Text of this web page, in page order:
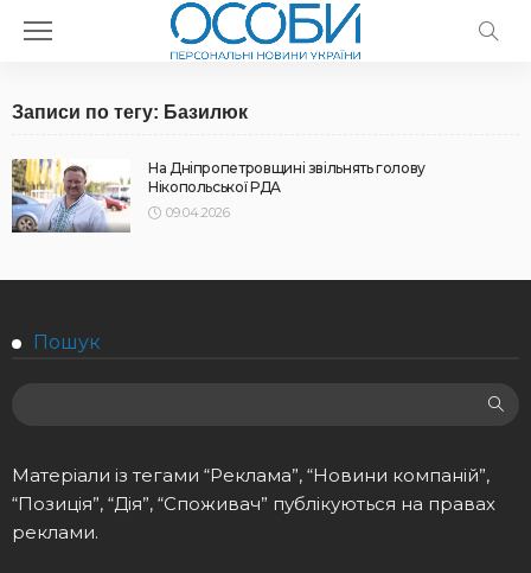
Записи по тегу: Базилюк
На Дніпропетровщині звільнять голову
Нікопольської РДА
09.04.2026
Пошук
Матеріали із тегами “Реклама”, “Новини компаній”,
“Позиція”, “Дія”, “Споживач” публікуються на правах
реклами.